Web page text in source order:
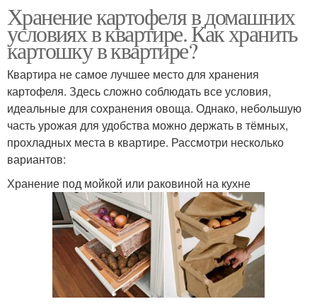
Хранение картофеля в домашних
условиях в квартире. Как хранить
картошку в квартире?
Квартира не самое лучшее место для хранения
картофеля. Здесь сложно соблюдать все условия,
идеальные для сохранения овоща. Однако, небольшую
часть урожая для удобства можно держать в тёмных,
прохладных места в квартире. Рассмотри несколько
вариантов:
Хранение под мойкой или раковиной на кухне